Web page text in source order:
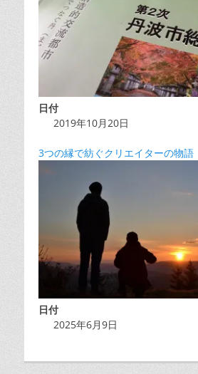
日付
2019年10月20日
3つの縁で紡ぐクリエイターの物語
日付
2025年6月9日